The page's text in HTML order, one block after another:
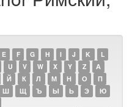
E F G H I J K
L
U V W X Y Z
А
Й К Л М Н О
П
Ш Щ Ъ Ы Ь Э
Ю